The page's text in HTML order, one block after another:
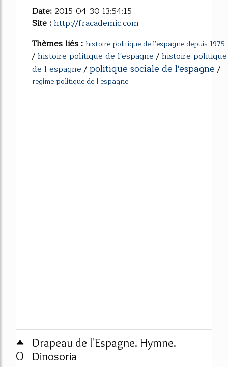
Date: 2015-04-30 13:54:15
Site :http://fracademic.com
Thèmes liés : histoire politique de l'espagne depuis 1975
/histoire politique de l'espagne/histoire politique
de l espagne/politique sociale de l'espagne/
regime politique de l espagne
0
Drapeau de l'Espagne. Hymne.
Dinosoria